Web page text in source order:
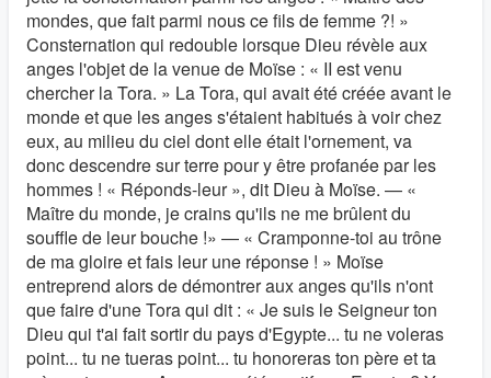
mondes, que fait parmi nous ce fils de femme ?! »
Consternation qui redouble lorsque Dieu révèle aux
anges l'objet de la venue de Moïse : « II est venu
chercher la Tora. » La Tora, qui avait été créée avant le
monde et que les anges s'étaient habitués à voir chez
eux, au milieu du ciel dont elle était l'ornement, va
donc descendre sur terre pour y être profanée par les
hommes ! « Réponds-leur », dit Dieu à Moïse. — «
Maître du monde, je crains qu'ils ne me brûlent du
souffle de leur bouche !» — « Cramponne-toi au trône
de ma gloire et fais leur une réponse ! » Moïse
entreprend alors de démontrer aux anges qu'ils n'ont
que faire d'une Tora qui dit : « Je suis le Seigneur ton
Dieu qui t'ai fait sortir du pays d'Egypte... tu ne voleras
point... tu ne tueras point... tu honoreras ton père et ta